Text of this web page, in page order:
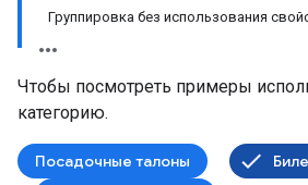
Группировка без использования
Чтобы посмотреть примеры
категорию.
Посадочные талоны